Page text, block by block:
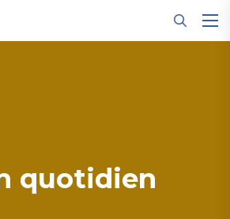
quotidien
cookies